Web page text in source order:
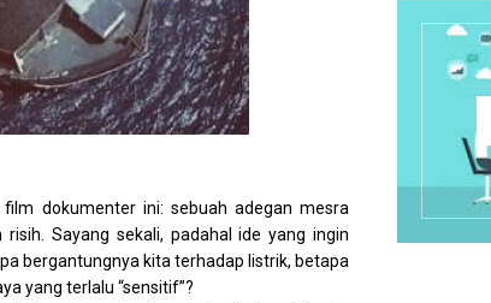
dokumenter ini: sebuah adegan mesra
Sayang sekali, padahal ide yang ingin
bergantungnya kita terhadap listrik, betapa
yang terlalu “sensitif”?